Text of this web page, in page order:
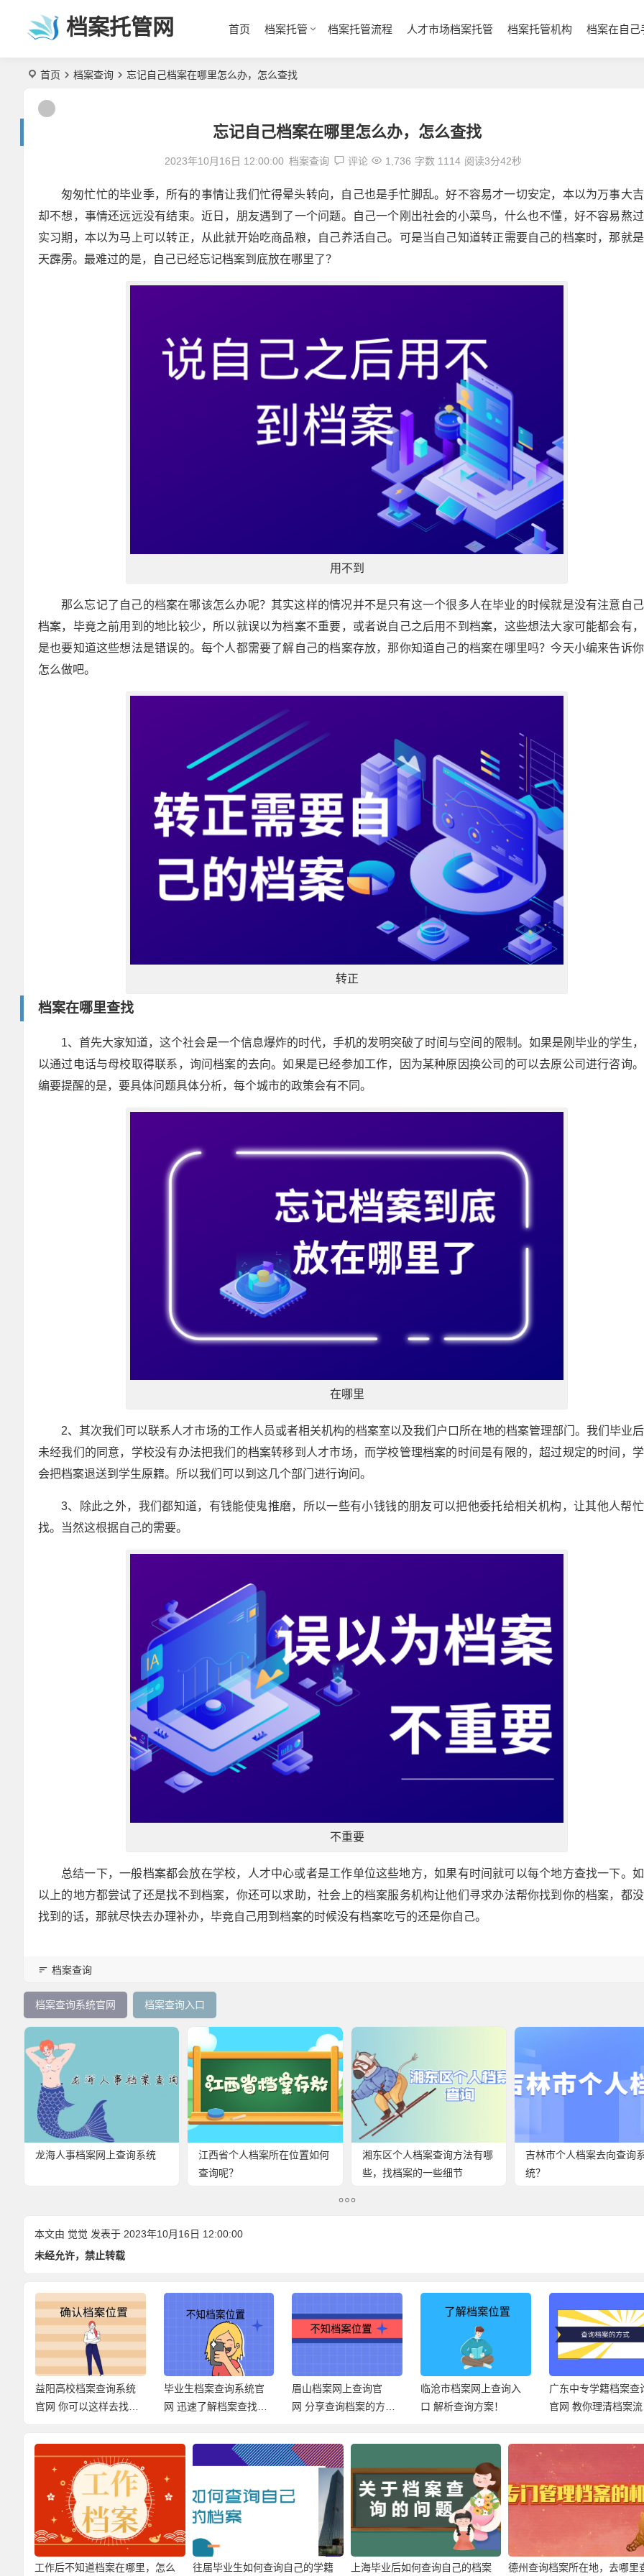
档案托管网 首页 档案托管 档案托管流程 人才市场档案托管 档案托管机构 档案在自己
首页 档案查询 忘记自己档案在哪里怎么办，怎么查找
忘记自己档案在哪里怎么办，怎么查找
2023年10月16日 12:00:00 档案查询 评论 1,736 字数 1114 阅读3分42秒
匆匆忙忙的毕业季，所有的事情让我们忙得晕头转向，自己也是手忙脚乱。好不容易才一切安定，本以为万事大
却不想，事情还远远没有结束。近日，朋友遇到了一个问题。自己一个刚出社会的小菜鸟，什么也不懂，好不容易熬
实习期，本以为马上可以转正，从此就开始吃商品粮，自己养活自己。可是当自己知道转正需要自己的档案时，那就
天霹雳。最难过的是，自己已经忘记档案到底放在哪里了？
用不到
那么忘记了自己的档案在哪该怎么办呢？其实这样的情况并不是只有这一个很多人在毕业的时候就是没有注意自
档案，毕竟之前用到的地比较少，所以就误以为档案不重要，或者说自己之后用不到档案，这些想法大家可能都会有
是也要知道这些想法是错误的。每个人都需要了解自己的档案存放，那你知道自己的档案在哪里吗？今天小编来告诉
怎么做吧。
转正
档案在哪里查找
1、首先大家知道，这个社会是一个信息爆炸的时代，手机的发明突破了时间与空间的限制。如果是刚毕业的学生
以通过电话与母校取得联系，询问档案的去向。如果是已经参加工作，因为某种原因换公司的可以去原公司进行咨询
编要提醒的是，要具体问题具体分析，每个城市的政策会有不同。
在哪里
2、其次我们可以联系人才市场的工作人员或者相关机构的档案室以及我们户口所在地的档案管理部门。我们毕业
未经我们的同意，学校没有办法把我们的档案转移到人才市场，而学校管理档案的时间是有限的，超过规定的时间，
会把档案退送到学生原籍。所以我们可以到这几个部门进行询问。
3、除此之外，我们都知道，有钱能使鬼推磨，所以一些有小钱钱的朋友可以把他委托给相关机构，让其他人帮
找。当然这根据自己的需要。
不重要
总结一下，一般档案都会放在学校，人才中心或者是工作单位这些地方，如果有时间就可以每个地方查找一下。
以上的地方都尝试了还是找不到档案，你还可以求助，社会上的档案服务机构让他们寻求办法帮你找到你的档案，都
找到的话，那就尽快去办理补办，毕竟自己用到档案的时候没有档案吃亏的还是你自己。
档案查询
档案查询系统官网 档案查询入口
龙海人事档案网上查询系统
江西省个人档案所在位置如何
查询呢？
湘东区个人档案查询方法有哪
些，找档案的一些细节
吉林市个人档案去向查询
统？
本文由 觉觉 发表于 2023年10月16日 12:00:00
未经允许，禁止转载
益阳高校档案查询系统
官网 你可以这样去找档
毕业生档案查询系统官
网 迅速了解档案查找经
眉山档案网上查询官
网 分享查询档案的方
临沧市档案网上查询入
口 解析查询方案！
广东中专学籍档案查
官网 教你理清档案流
工作后不知道档案在哪里，怎么 往届毕业生如何查询自己的学籍 上海毕业后如何查询自己的档案 德州查询档案所在地，去哪里